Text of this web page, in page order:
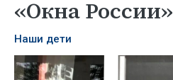
«Окна России»
Наши дети